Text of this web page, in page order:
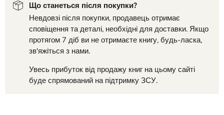
Що станеться після покупки?
Невдовзі після покупки, продавець отримає
сповіщення та деталі, необхідні для доставки. Якщо
протягом 7 діб ви не отримаєте книгу, будь-ласка,
зв'яжіться з нами.
Увесь прибуток від продажу книг на цьому сайті
буде спрямований на підтримку ЗСУ.